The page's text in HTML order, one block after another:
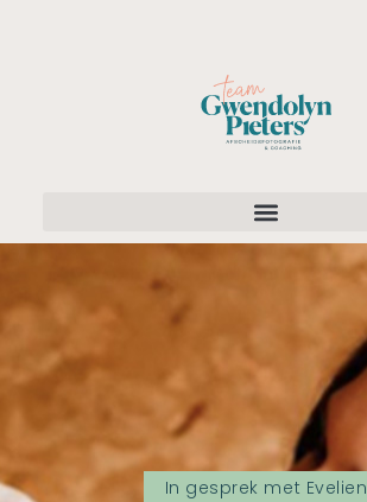
In gesprek met Evelien